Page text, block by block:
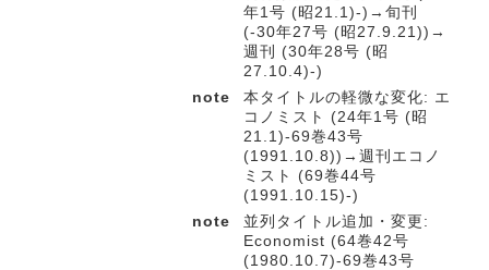
年1号 (昭21.1)-)→旬刊
(-30年27号 (昭27.9.21))→
週刊 (30年28号 (昭
27.10.4)-)
note
本タイトルの軽微な変化: エ
コノミスト (24年1号 (昭
21.1)-69巻43号
(1991.10.8))→週刊エコノ
ミスト (69巻44号
(1991.10.15)-)
note
並列タイトル追加・変更:
Economist (64巻42号
(1980.10.7)-69巻43号